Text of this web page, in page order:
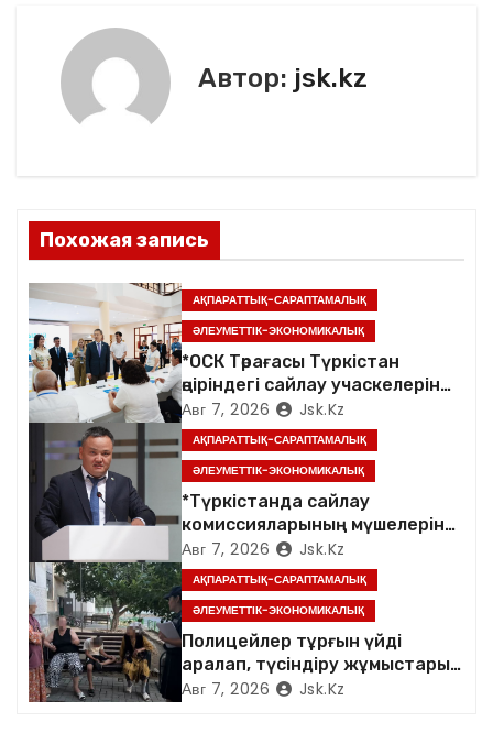
я
п
о
з
а
п
и
с
я
м
Автор: jsk.kz
Похожая запись
АҚПАРАТТЫҚ-САРАПТАМАЛЫҚ
ӘЛЕУМЕТТІК-ЭКОНОМИКАЛЫҚ
*ОСК Төрағасы Түркістан
өңіріндегі сайлау учаскелерін
аралады*
Авг 7, 2026 Jsk.kz
АҚПАРАТТЫҚ-САРАПТАМАЛЫҚ
ӘЛЕУМЕТТІК-ЭКОНОМИКАЛЫҚ
*Түркістанда сайлау
комиссияларының мүшелеріне
арналған семинар өтті*
Авг 7, 2026 Jsk.kz
АҚПАРАТТЫҚ-САРАПТАМАЛЫҚ
ӘЛЕУМЕТТІК-ЭКОНОМИКАЛЫҚ
Полицейлер тұрғын үйді
аралап, түсіндіру жұмыстарын
жүргізді
Авг 7, 2026 Jsk.kz